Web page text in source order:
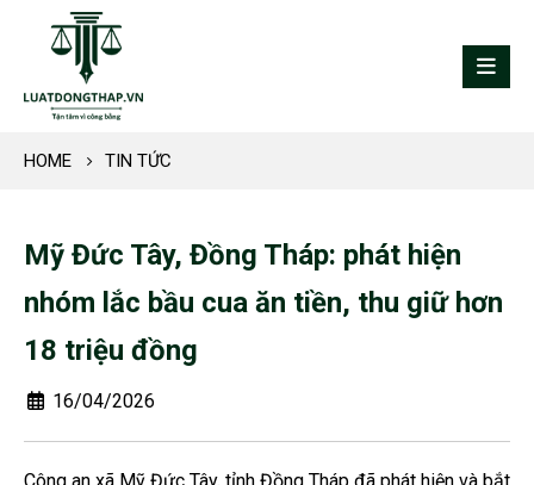
HOME TIN TỨC
Mỹ Đức Tây, Đồng Tháp: phát hiện
nhóm lắc bầu cua ăn tiền, thu giữ hơn
18 triệu đồng
16/04/2026